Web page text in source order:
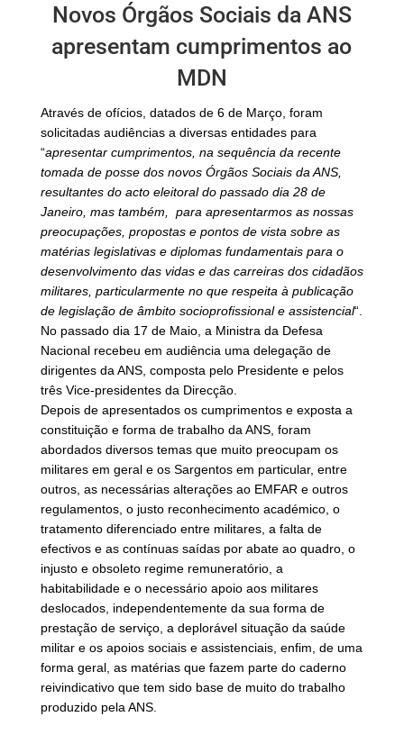
Novos Órgãos Sociais da ANS
apresentam cumprimentos ao
MDN
Através de ofícios, datados de 6 de Março, foram
solicitadas audiências a diversas entidades para
“apresentar cumprimentos, na sequência da recente
tomada de posse dos novos Órgãos Sociais da ANS,
resultantes do acto eleitoral do passado dia 28 de
Janeiro, mas também, para apresentarmos as nossas
preocupações, propostas e pontos de vista sobre as
matérias legislativas e diplomas fundamentais para o
desenvolvimento das vidas e das carreiras dos cidadãos
militares, particularmente no que respeita à publicação
de legislação de âmbito socioprofissional e assistencial“.
No passado dia 17 de Maio, a Ministra da Defesa
Nacional recebeu em audiência uma delegação de
dirigentes da ANS, composta pelo Presidente e pelos
três Vice-presidentes da Direcção.
Depois de apresentados os cumprimentos e exposta a
constituição e forma de trabalho da ANS, foram
abordados diversos temas que muito preocupam os
militares em geral e os Sargentos em particular, entre
outros, as necessárias alterações ao EMFAR e outros
regulamentos, o justo reconhecimento académico, o
tratamento diferenciado entre militares, a falta de
efectivos e as contínuas saídas por abate ao quadro, o
injusto e obsoleto regime remuneratório, a
habitabilidade e o necessário apoio aos militares
deslocados, independentemente da sua forma de
prestação de serviço, a deplorável situação da saúde
militar e os apoios sociais e assistenciais, enfim, de uma
forma geral, as matérias que fazem parte do caderno
reivindicativo que tem sido base de muito do trabalho
produzido pela ANS.